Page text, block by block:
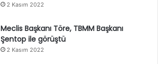
2 Kasım 2022
Meclis Başkanı Töre, TBMM Başkanı
Şentop ile görüştü
2 Kasım 2022